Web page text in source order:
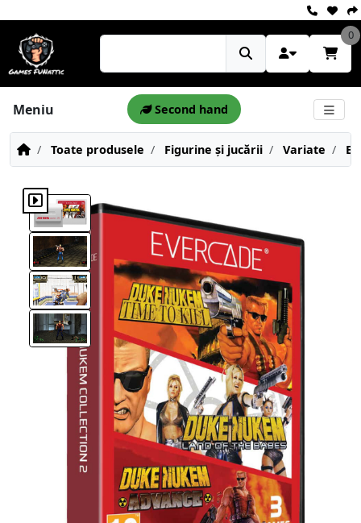
0
Meniu Second hand
Toate produsele Figurine și jucării Variate